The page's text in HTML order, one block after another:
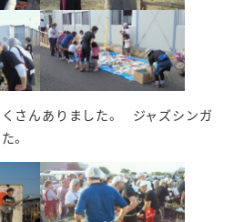
くさんありました。 ジャズシンガ
。